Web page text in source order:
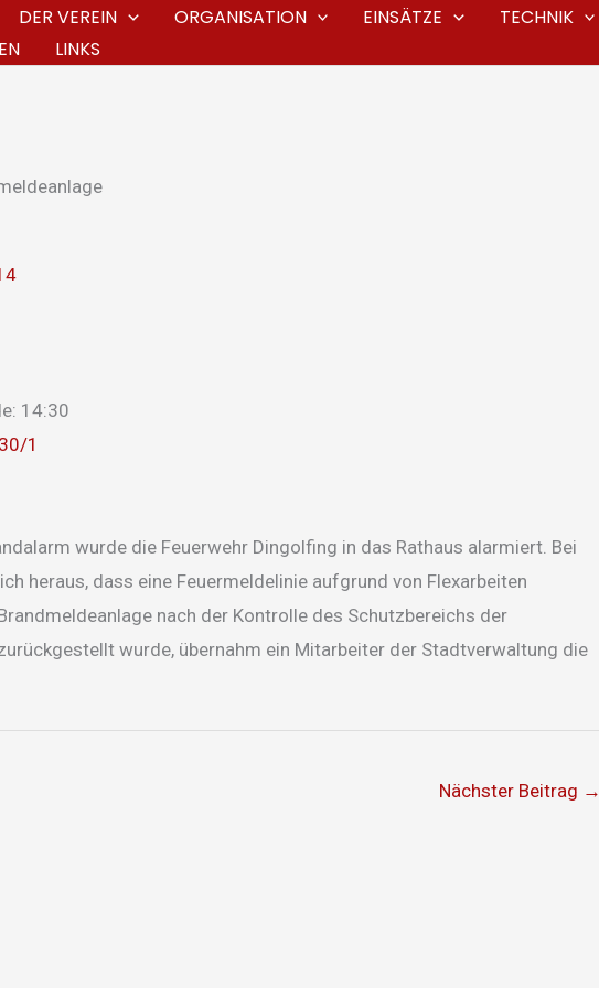
DER VEREIN ORGANISATION EINSÄTZE TECHNIK
LINKS
14:30
30/1
wurde die Feuerwehr Dingolfing in das Rathaus alarmiert. Bei
heraus, dass eine Feuermeldelinie aufgrund von Flexarbeiten
nach der Kontrolle des Schutzbereichs der
wurde, übernahm ein Mitarbeiter der Stadtverwaltung die
Nächster Beitrag →